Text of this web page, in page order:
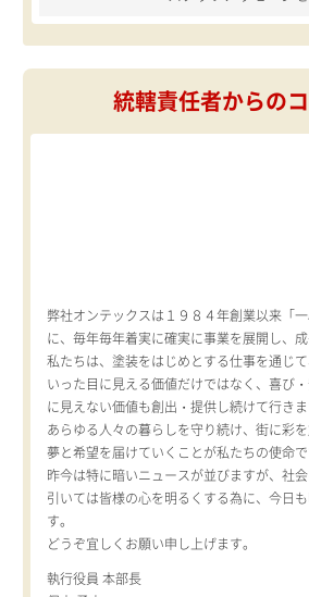
統轄責任者からの
弊社オンテックスは１９８４年創業以来「
に、毎年毎年着実に確実に事業を展開し、成
私たちは、塗装をはじめとする仕事を通じ
いった目に見える価値だけではなく、喜び
に見えない価値も創出・提供し続けて行きま
あらゆる人々の暮らしを守り続け、街に彩
夢と希望を届けていくことが私たちの使命で
昨今は特に暗いニュースが並びますが、社会
引いては皆様の心を明るくする為に、今日
す。
どうぞ宜しくお願い申し上げます。
執行役員 本部長